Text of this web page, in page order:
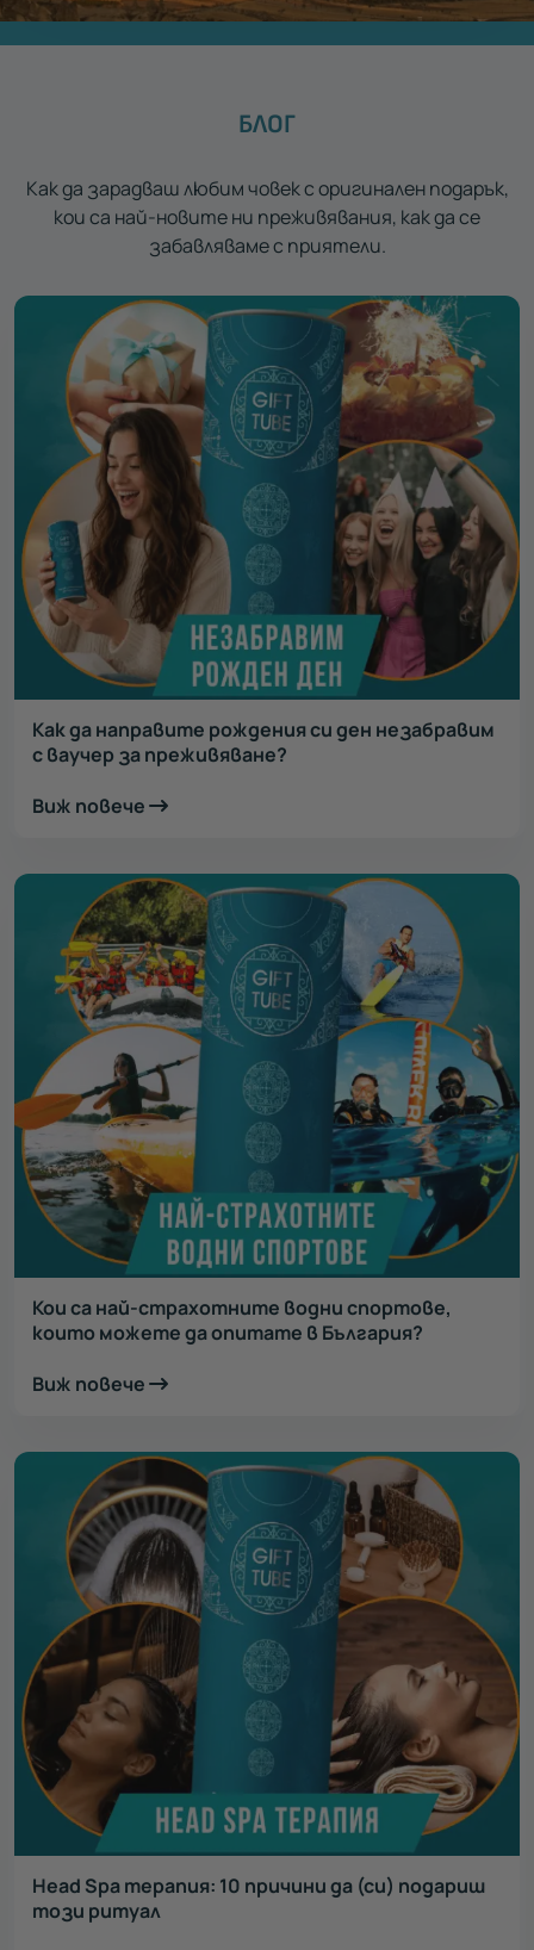
БЛОГ
Как да зарадваш любим човек с оригинален подарък,
кои са най-новите ни преживявания, как да се
забавляваме с приятели.
Как да направите рождения си ден незабравим
с ваучер за преживяване?
Виж повече
Кои са най-страхотните водни спортове,
които можете да опитате в България?
Виж повече
Head Spa терапия: 10 причини да (си) подариш
този ритуал